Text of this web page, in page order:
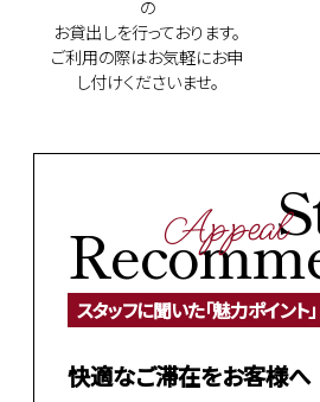
の
お貸出しを行っております。
ご利用の際はお気軽にお申
し付けくださいませ。
Appeal
スタッフに聞いた「魅力ポイント」
快適なご滞在をお客様へ